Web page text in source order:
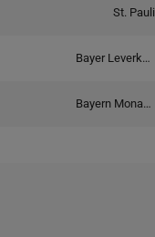
St. Pauli
Bayer Leverkusen
Bayern Monachium